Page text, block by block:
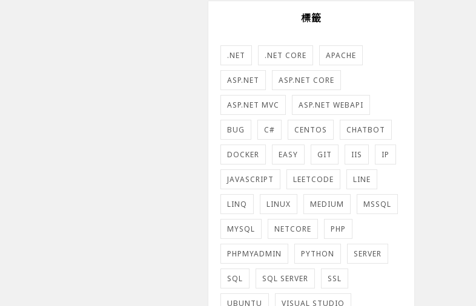
標籤
.NET .NET CORE APACHE
ASP.NET ASP.NET CORE
ASP.NET MVC ASP.NET WEBAPI
BUG C# CENTOS CHATBOT
DOCKER EASY GIT IIS IP
JAVASCRIPT LEETCODE LINE
LINQ LINUX MEDIUM MSSQL
MYSQL NETCORE PHP
PHPMYADMIN PYTHON SERVER
SQL SQL SERVER SSL
UBUNTU VISUAL STUDIO